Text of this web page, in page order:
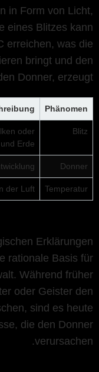
in Form von Licht,
eines Blitzes kann
erreichen, was die
bringt und den
Donner, erzeugt.
Phänomen
Blitz
oder
Erde
Donner
Temperatur
der Luft
Erklärungen
rationale Basis für
Während früher
oder Geister den
sind es heute
die den Donner
verursachen.